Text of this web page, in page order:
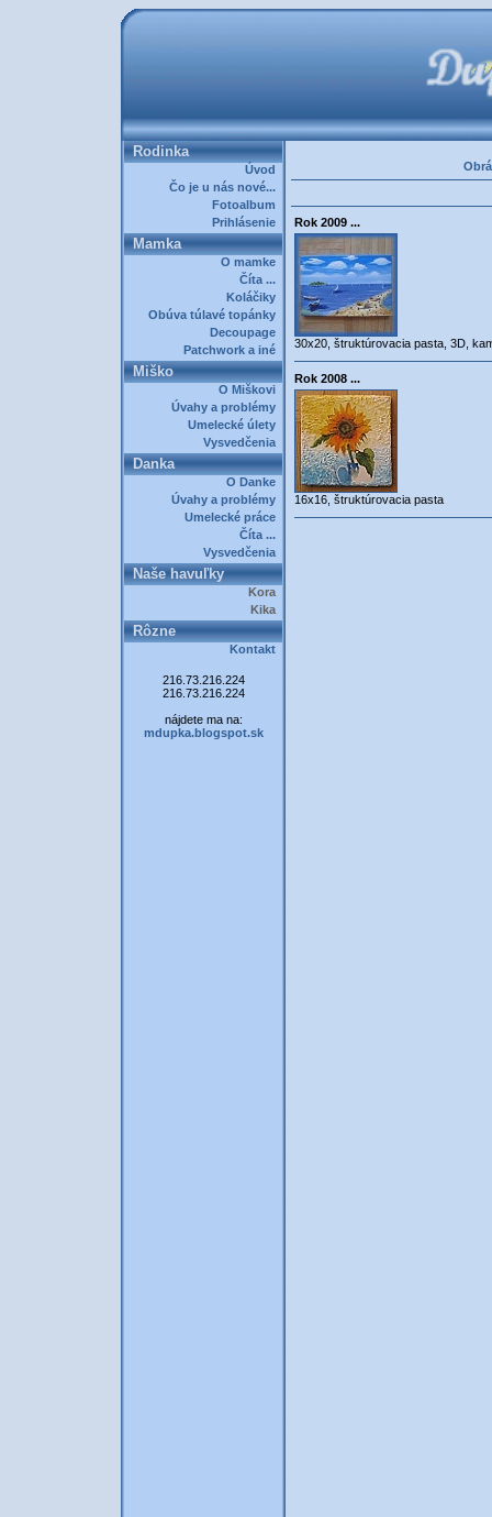
Rodinka
Úvod
Čo je u nás nové...
Fotoalbum
Prihlásenie
Mamka
O mamke
Číta ...
Koláčiky
Obúva túlavé topánky
Decoupage
Patchwork a iné
Miško
O Miškovi
Úvahy a problémy
Umelecké úlety
Vysvedčenia
Danka
O Danke
Úvahy a problémy
Umelecké práce
Číta ...
Vysvedčenia
Naše havuľky
Kora
Kika
Rôzne
Kontakt
216.73.216.224
216.73.216.224
nájdete ma na:
mdupka.blogspot.sk
Rok 2009 ...
30x20, štruktúrovacia pasta, 3D,
Rok 2008 ...
16x16, štruktúrovacia pasta